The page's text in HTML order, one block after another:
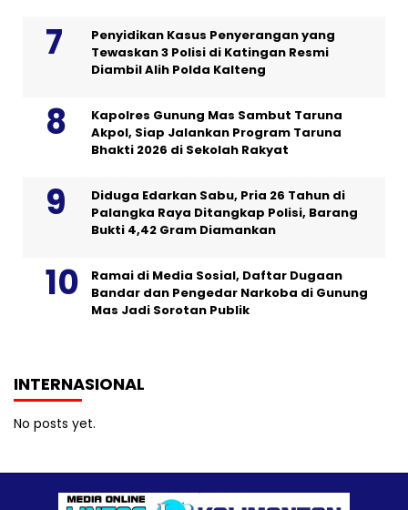
Penyidikan Kasus Penyerangan yang
Tewaskan 3 Polisi di Katingan Resmi
Diambil Alih Polda Kalteng
Kapolres Gunung Mas Sambut Taruna
Akpol, Siap Jalankan Program Taruna
Bhakti 2026 di Sekolah Rakyat
Diduga Edarkan Sabu, Pria 26 Tahun di
Palangka Raya Ditangkap Polisi, Barang
Bukti 4,42 Gram Diamankan
Ramai di Media Sosial, Daftar Dugaan
Bandar dan Pengedar Narkoba di Gunung
Mas Jadi Sorotan Publik
INTERNASIONAL
No posts yet.